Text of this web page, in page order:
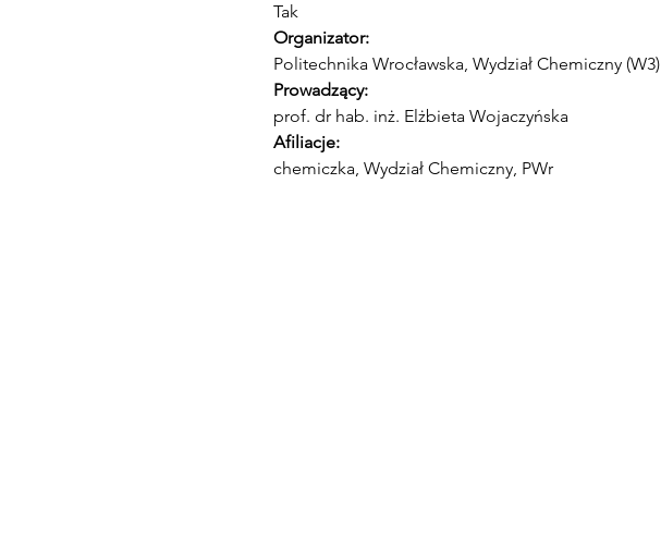
Tak
Organizator:
Politechnika Wrocławska, Wydział Chemiczny (W3)
Prowadzący:
prof. dr hab. inż. Elżbieta Wojaczyńska
Afiliacje:
chemiczka, Wydział Chemiczny, PWr